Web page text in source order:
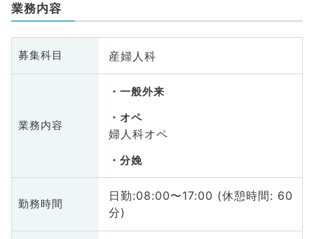
業務内容
募集科目 産婦人科
業務内容
一般外来
オペ
婦人科オペ
分娩
勤務時間
日勤:08:00〜17:00 (休憩時間: 60
分)